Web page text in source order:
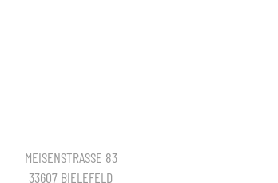
MEISENSTRASSE 83
33607 BIELEFELD